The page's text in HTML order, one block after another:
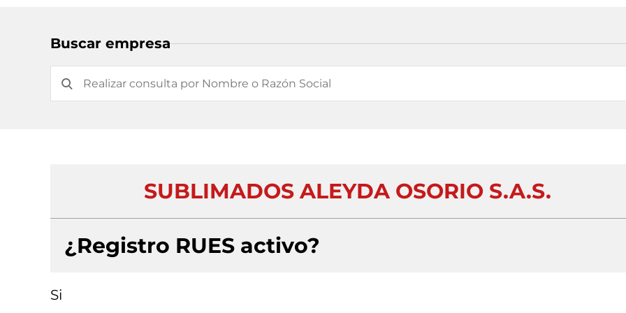
Buscar empresa
SUBLIMADOS ALEYDA OSORIO S.A.S.
¿Registro RUES activo?
Si